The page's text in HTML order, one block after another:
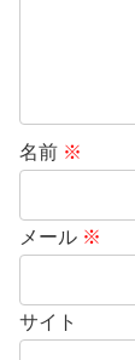
名前 ※
メール ※
サイト